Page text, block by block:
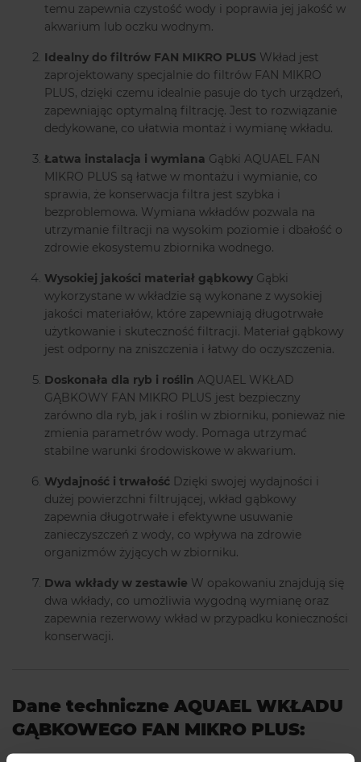
temu zapewnia czystość wody i poprawia jej jakość w
akwarium lub oczku wodnym.
Idealny do filtrów FAN MIKRO PLUS Wkład jest
zaprojektowany specjalnie do filtrów FAN MIKRO
PLUS, dzięki czemu idealnie pasuje do tych urządzeń,
zapewniając optymalną filtrację. Jest to rozwiązanie
dedykowane, co ułatwia montaż i wymianę wkładu.
Łatwa instalacja i wymiana Gąbki AQUAEL FAN
MIKRO PLUS są łatwe w montażu i wymianie, co
sprawia, że konserwacja filtra jest szybka i
bezproblemowa. Wymiana wkładów pozwala na
utrzymanie filtracji na wysokim poziomie i dbałość o
zdrowie ekosystemu zbiornika wodnego.
Wysokiej jakości materiał gąbkowy Gąbki
wykorzystane w wkładzie są wykonane z wysokiej
jakości materiałów, które zapewniają długotrwałe
użytkowanie i skuteczność filtracji. Materiał gąbkowy
jest odporny na zniszczenia i łatwy do oczyszczenia.
Doskonała dla ryb i roślin AQUAEL WKŁAD
GĄBKOWY FAN MIKRO PLUS jest bezpieczny
zarówno dla ryb, jak i roślin w zbiorniku, ponieważ nie
zmienia parametrów wody. Pomaga utrzymać
stabilne warunki środowiskowe w akwarium.
Wydajność i trwałość Dzięki swojej wydajności i
dużej powierzchni filtrującej, wkład gąbkowy
zapewnia długotrwałe i efektywne usuwanie
zanieczyszczeń z wody, co wpływa na zdrowie
organizmów żyjących w zbiorniku.
Dwa wkłady w zestawie W opakowaniu znajdują się
dwa wkłady, co umożliwia wygodną wymianę oraz
zapewnia rezerwowy wkład w przypadku konieczności
konserwacji.
Dane techniczne AQUAEL WKŁADU
GĄBKOWEGO FAN MIKRO PLUS: